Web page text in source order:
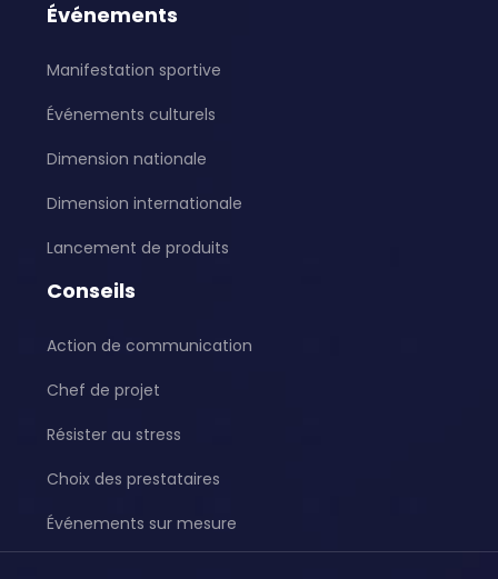
Événements
Manifestation sportive
Événements culturels
Dimension nationale
Dimension internationale
Lancement de produits
Conseils
Action de communication
Chef de projet
Résister au stress
Choix des prestataires
Événements sur mesure